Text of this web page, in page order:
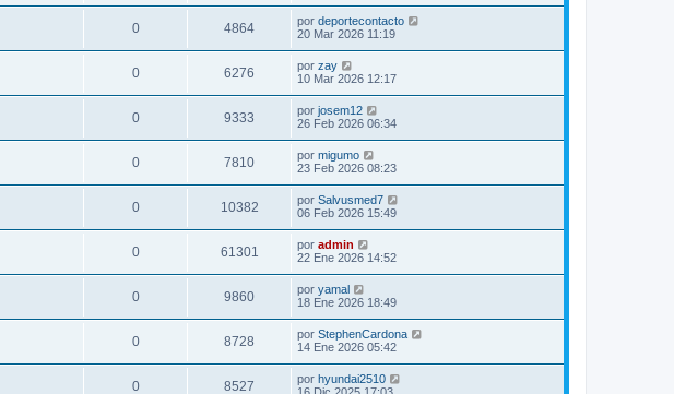
0 4864 por deportecontacto
20 Mar 2026 11:19
0 6276 por zay
10 Mar 2026 12:17
0 9333 por josem12
26 Feb 2026 06:34
0 7810 por migumo
23 Feb 2026 08:23
0 10382 por Salvusmed7
06 Feb 2026 15:49
0 61301 por admin
22 Ene 2026 14:52
0 9860 por yamal
18 Ene 2026 18:49
0 8728 por StephenCardona
14 Ene 2026 05:42
0 8527 por hyundai2510